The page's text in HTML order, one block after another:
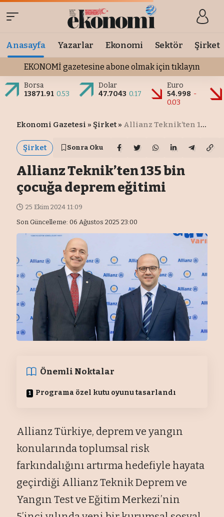
Anasayfa Yazarlar Ekonomi Sektör Şirket
EKONOMİ gazetesine abone olmak için tıklayın
Borsa
13871.91 0.53
Dolar
47.7043 0.17
Euro
54.998 -
0.03
Ekonomi Gazetesi » Şirket » Allianz Teknik’ten 135 bin çocuğa deprem eğitimi
Şirket Sonra Oku
Allianz Teknik’ten 135 bin
çocuğa deprem eğitimi
Son Güncelleme: 06 Ağustos 2025 23:00
25 Ekim 2024 11:09
Önemli Noktalar
Programa özel kutu oyunu tasarlandı
Allianz Türkiye, deprem ve yangın
konularında toplumsal risk
farkındalığını artırma hedefiyle hayata
geçirdiği Allianz Teknik Deprem ve
Yangın Test ve Eğitim Merkezi’nin